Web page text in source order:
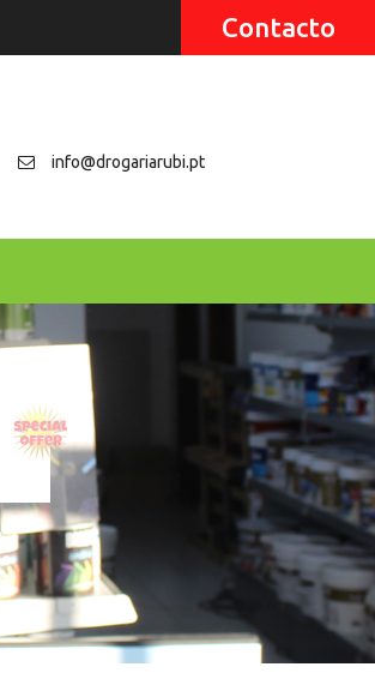
Contacto
info@drogariarubi.pt